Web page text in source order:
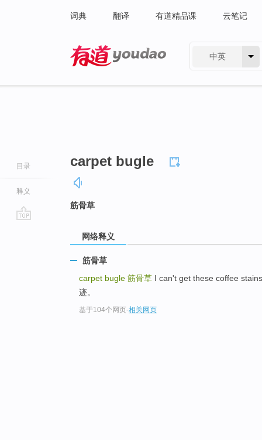
词典 翻译 有道精品课 云笔记
中英
目录
释义
carpet bugle
筋骨草
网络释义
筋骨草
carpet bugle 筋骨草 I can't get these coffee
迹。
基于104个网页-相关网页